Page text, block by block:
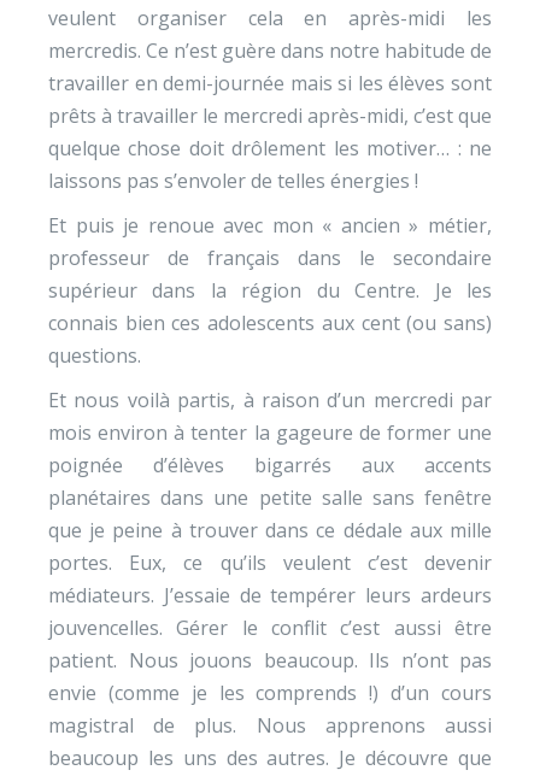
veulent organiser cela en après-midi les
mercredis. Ce n’est guère dans notre habitude de
travailler en demi-journée mais si les élèves sont
prêts à travailler le mercredi après-midi, c’est que
quelque chose doit drôlement les motiver… : ne
laissons pas s’envoler de telles énergies !
Et puis je renoue avec mon « ancien » métier,
professeur de français dans le secondaire
supérieur dans la région du Centre. Je les
connais bien ces adolescents aux cent (ou sans)
questions.
Et nous voilà partis, à raison d’un mercredi par
mois environ à tenter la gageure de former une
poignée d’élèves bigarrés aux accents
planétaires dans une petite salle sans fenêtre
que je peine à trouver dans ce dédale aux mille
portes. Eux, ce qu’ils veulent c’est devenir
médiateurs. J’essaie de tempérer leurs ardeurs
jouvencelles. Gérer le conflit c’est aussi être
patient. Nous jouons beaucoup. Ils n’ont pas
envie (comme je les comprends !) d’un cours
magistral de plus. Nous apprenons aussi
beaucoup les uns des autres. Je découvre que